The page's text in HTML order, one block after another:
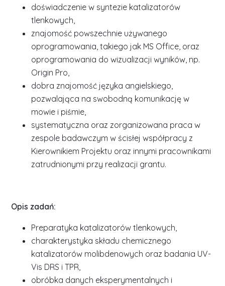
doświadczenie w syntezie katalizatorów
tlenkowych,
znajomość powszechnie używanego
oprogramowania, takiego jak MS Office, oraz
oprogramowania do wizualizacji wyników, np.
Origin Pro,
dobra znajomość języka angielskiego,
pozwalająca na swobodną komunikację w
mowie i piśmie,
systematyczna oraz zorganizowana praca w
zespole badawczym w ścisłej współpracy z
Kierownikiem Projektu oraz innymi pracownikami
zatrudnionymi przy realizacji grantu.
Opis zadań:
Preparatyka katalizatorów tlenkowych,
charakterystyka składu chemicznego
katalizatorów molibdenowych oraz badania UV-
Vis DRS i TPR,
obróbka danych eksperymentalnych i